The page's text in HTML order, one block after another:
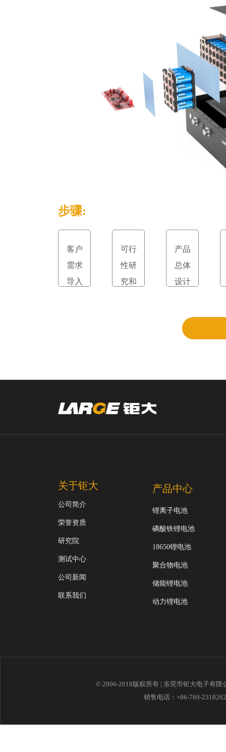
步骤:
客户
需求
导入
可行
性研
究和
产品
总体
设计
关于钜大
公司简介
荣誉资质
研究院
测试中心
公司新闻
联系我们
产品中心
锂离子电池
磷酸铁锂电池
18650锂电池
聚合物电池
储能锂电池
动力锂电池
© 2006-2018版权所有 | 东莞市钜大电子有
销售电话：+86-769-